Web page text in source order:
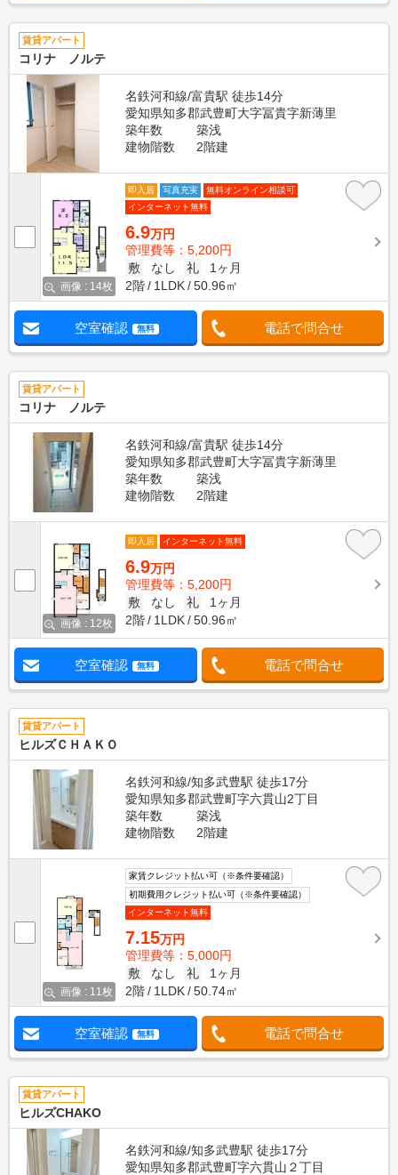
賃貸アパート
コリナ ノルテ
名鉄河和線/富貴駅 徒歩14分
愛知県知多郡武豊町大字冨貴字新薄里
築年数
築浅
建物階数
2階建
画像 : 14枚
即入居 写真充実
無料オンライン相談可
インターネット無料
6.9万円
管理費等：5,200円
敷
なし 礼
1ヶ月
2階
1LDK 50.96㎡
空室確認 無料 電話で問合せ
賃貸アパート
コリナ ノルテ
名鉄河和線/富貴駅 徒歩14分
愛知県知多郡武豊町大字冨貴字新薄里
築年数
築浅
建物階数
2階建
画像 : 12枚
即入居 インターネット無料
6.9万円
管理費等：5,200円
敷
なし 礼
1ヶ月
2階
1LDK 50.96㎡
空室確認 無料 電話で問合せ
賃貸アパート
ヒルズＣＨＡＫＯ
名鉄河和線/知多武豊駅 徒歩17分
愛知県知多郡武豊町字六貫山2丁目
築年数
築浅
建物階数
2階建
画像 : 11枚
家賃クレジット払い可（※条件要確認）
初期費用クレジット払い可（※条件要確認）
インターネット無料
7.15万円
管理費等：5,000円
敷
なし 礼
1ヶ月
2階
1LDK 50.74㎡
空室確認 無料 電話で問合せ
賃貸アパート
ヒルズCHAKO
名鉄河和線/知多武豊駅 徒歩17分
愛知県知多郡武豊町字六貫山２丁目